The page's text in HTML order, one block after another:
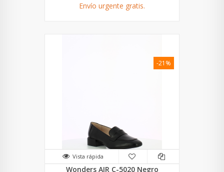
Envío urgente gratis.
Vista rápida
Wonders AIR C-5020 Negro
-21%